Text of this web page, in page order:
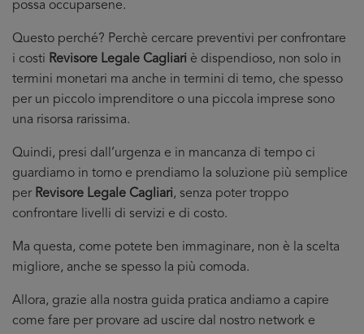
possa occuparsene.
Questo perché? Perchè cercare preventivi per confrontare
i costi Revisore Legale Cagliari è dispendioso, non solo in
termini monetari ma anche in termini di temo, che spesso
per un piccolo imprenditore o una piccola imprese sono
una risorsa rarissima.
Quindi, presi dall’urgenza e in mancanza di tempo ci
guardiamo in torno e prendiamo la soluzione più semplice
per Revisore Legale Cagliari, senza poter troppo
confrontare livelli di servizi e di costo.
Ma questa, come potete ben immaginare, non è la scelta
migliore, anche se spesso la più comoda.
Allora, grazie alla nostra guida pratica andiamo a capire
come fare per provare ad uscire dal nostro network e